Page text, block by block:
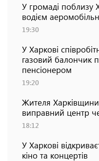
У громаді поблизу
водієм
19:30
У Харкові
газовий балончик
пенсіонером
19:20
Жителя
виправний центр
18:12
У Харкові
кіно та концертів